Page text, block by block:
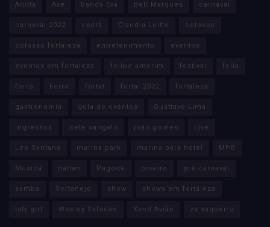
Anitta Axé Banda Eva Bell Marques carnaval
carnaval 2022 ceará Claudia Leitte colosso
colosso fortaleza entretenimento eventos
eventos em fortaleza felipe amorim festival folia
forro Forró fortal fortal 2022 fortaleza
gastronomia guia de eventos Gusttavo Lima
ingressos ivete sangalo joão gomes Live
Léo Santana marina park marina park hotel MPB
Música nattan Pagode piseiro pré-carnaval
samba Sertanejo show shows em fortaleza
taty girl Wesley Safadão Xand Avião zé vaqueiro